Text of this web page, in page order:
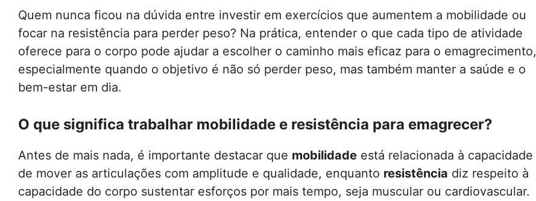
Quem nunca ficou na dúvida entre investir em exercícios que aumentem a mobilidade ou
focar na resistência para perder peso? Na prática, entender o que cada tipo de atividade
oferece para o corpo pode ajudar a escolher o caminho mais eficaz para o emagrecimento,
especialmente quando o objetivo é não só perder peso, mas também manter a saúde e o
bem-estar em dia.
O que significa trabalhar mobilidade e resistência para emagrecer?
Antes de mais nada, é importante destacar que mobilidade está relacionada à capacidade
de mover as articulações com amplitude e qualidade, enquanto resistência diz respeito à
capacidade do corpo sustentar esforços por mais tempo, seja muscular ou cardiovascular.